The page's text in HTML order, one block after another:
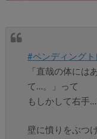
#ペンディングト
「直哉の体には
て…。」って
もしかして右手…
壁に憤りをぶつ